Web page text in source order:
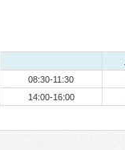
08:30-11:30
14:00-16:00